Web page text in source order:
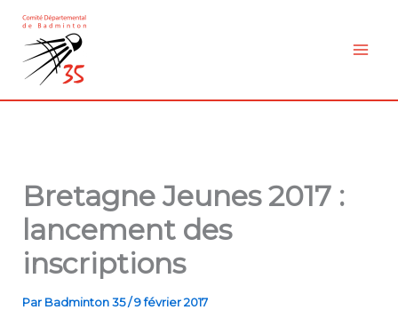
contenu
Bretagne Jeunes 2017 :
lancement des
inscriptions
Par Badminton 35/9 février 2017